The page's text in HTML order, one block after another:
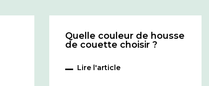
Quelle couleur de housse
de couette choisir ?
Lire l'article